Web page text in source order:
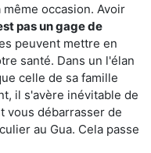
occasion. Avoir
pas un gage de
peuvent mettre en
santé. Dans un l'élan
celle de sa famille
il s'avère inévitable de
vous débarrasser de
au Gua. Cela passe